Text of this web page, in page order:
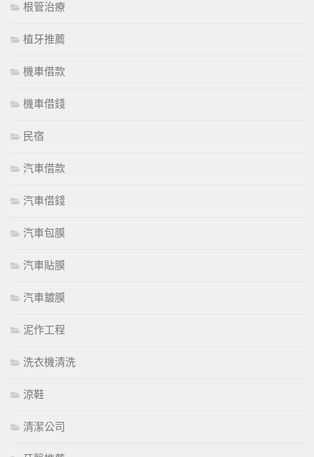
根管治療
植牙推薦
機車借款
機車借錢
民宿
汽車借款
汽車借錢
汽車包膜
汽車貼膜
汽車鍍膜
泥作工程
洗衣機清洗
涼鞋
清潔公司